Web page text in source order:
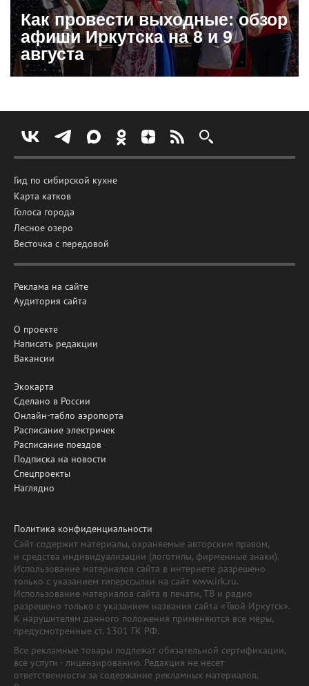
Как провести выходные: обзор
афиши Иркутска на 8 и 9
августа
Гид по сибирской кухне
Карта катков
Голоса города
Лесное озеро
Весточка с передовой
Реклама на сайте
Аудитория сайта
О проекте
Написать редакции
Вакансии
Экокарта
Сделано в России
Онлайн-табло аэропорта
Расписание электричек
Расписание поездов
Подписка на новости
Спецпроекты
Наглядно
Политика конфиденциальности
Сайт содержит материалы, охраняемые авторским правом,
и средства индивидуализации (логотипы, фирменные знаки).
Использование материалов сайта в интернете разрешено
только с указанием гиперссылки на сайт www.irk.ru.
Использование материалов сайта в печати, ТВ и радио
разрешено только с указанием названия сайта «Твой Иркутск».
К нарушителям данного положения применяются все меры,
предусмотренные ст. 1301 ГК РФ.
Все рекламные товары подлежат обязательной сертификации,
все услуги - лицензированию. Редакция не несет
ответственности за содержание рекламных материалов.